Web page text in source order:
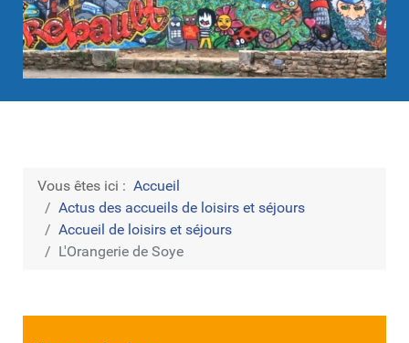
Vous êtes ici : Accueil
Actus des accueils de loisirs et séjours
Accueil de loisirs et séjours
L'Orangerie de Soye